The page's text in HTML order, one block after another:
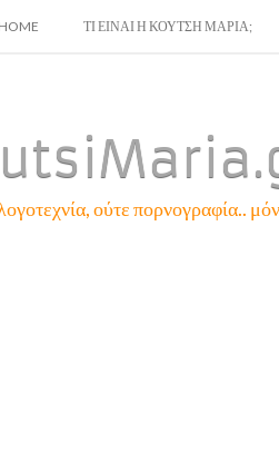
SKIP
HOME ΤΙ ΕΙΝΑΙ Η ΚΟΥΤΣΗ ΜΑΡΙΑ;
ούτε πορνογραφία..